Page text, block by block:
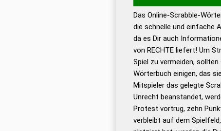
Wortwurzel liefert mit
Wortanalyse-
Wortbedeutung,
Gültigkeit eines Wortes
bestimmen!
Wörterbücher sind:
Das Online-Scrabble-
die schnelle und einfache
da es Dir auch
von RECHTE liefert! Um
Spiel zu vermeiden,
Wörterbuch einigen, das
Mitspieler das gelegte
Unrecht beanstandet,
Protest vortrug, zehn
verbleibt auf dem